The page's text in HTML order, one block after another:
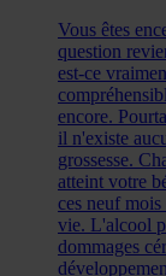
Vous êtes
question
est-ce
encore.
il n'existe
grossesse.
atteint votre
ces neuf
vie. L'alcool
dommages